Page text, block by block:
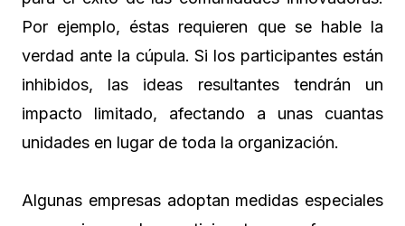
Por ejemplo, éstas requieren que se hable la
verdad ante la cúpula. Si los participantes están
inhibidos, las ideas resultantes tendrán un
impacto limitado, afectando a unas cuantas
unidades en lugar de toda la organización.
Algunas empresas adoptan medidas especiales